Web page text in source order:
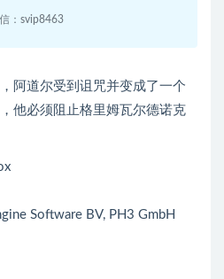
：svip8463
阿道尔受到诅咒并变成了一个
他必须阻止格里姆瓦尔德诺克
Software BV, PH3 GmbH